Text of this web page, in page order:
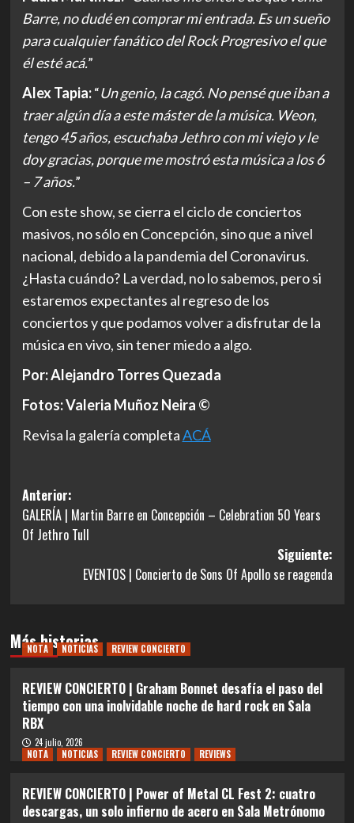
Barre, no dudé en comprar mi entrada. Es un sueño
para cualquier fanático del Rock Progresivo el que
él esté acá.”
Alex Tapia:“Un genio, la cagó. No pensé que iban a
traer algún día a este máster de la música. Weon,
tengo 45 años, escuchaba Jethro con mi viejo y le
doy gracias, porque me mostró esta música a los 6
– 7 años.”
Con este show, se cierra el ciclo de conciertos
masivos, no sólo en Concepción, sino que a nivel
nacional, debido a la pandemia del Coronavirus.
¿Hasta cuándo? La verdad, no lo sabemos, pero si
estaremos expectantes al regreso de los
conciertos y que podamos volver a disfrutar de la
música en vivo, sin tener miedo a algo.
Por: Alejandro Torres Quezada
Fotos: Valeria Muñoz Neira ©
Revisa la galería completaACÁ
Navegación
de
entradas
Anterior:
GALERÍA | Martin Barre en Concepción – Celebration 50 Years
Of Jethro Tull
Siguiente:
EVENTOS | Concierto de Sons Of Apollo se reagenda
Más historias
NOTA NOTICIAS REVIEW CONCIERTO
REVIEW CONCIERTO | Graham Bonnet desafía el paso del
tiempo con una inolvidable noche de hard rock en Sala
RBX
24 julio, 2026
NOTA
NOTICIAS REVIEW CONCIERTO REVIEWS
REVIEW CONCIERTO | Power of Metal CL Fest 2: cuatro
descargas, un solo infierno de acero en Sala Metrónomo